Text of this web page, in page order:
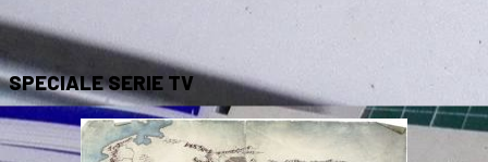
SPECIALE SERIE TV